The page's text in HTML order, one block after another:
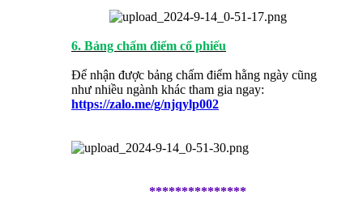
6. Bảng chấm điểm cổ phiếu
Để nhận được bảng chấm điểm hằng ngày cũng
như nhiều ngành khác tham gia ngay:
https://zalo.me/g/njqylp002
***************